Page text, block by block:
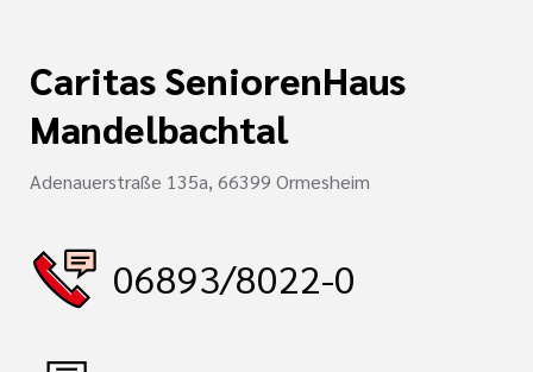
Caritas SeniorenHaus
Mandelbachtal
Adenauerstraße 135a, 66399 Ormesheim
06893/8022-0